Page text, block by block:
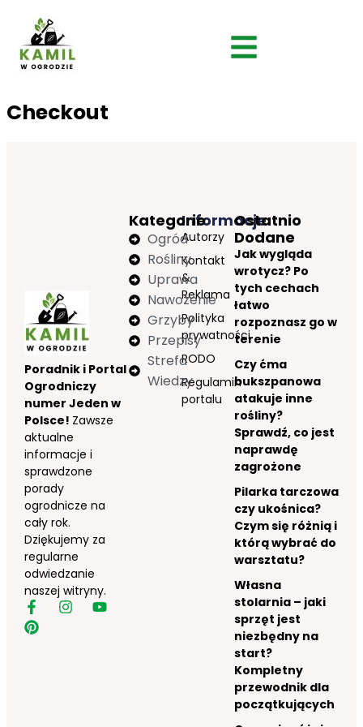
Checkout
Poradnik i Portal
Ogrodniczy
numer Jeden w
Polsce! Zawsze
aktualne
informacje i
sprawdzone
porady
ogrodnicze na
cały rok.
Dziękujemy za
regularne
odwiedzanie
naszej witryny.
Informacje
Autorzy
Kontakt
&
Reklama
Polityka
prywatności
RODO
Regulamin
portalu
Kategorie
Ogród
Rośliny
Uprawa
Nawożenie
Grzyby
Przepisy
Strefa
Wiedzy
Ostatnio
Dodane
Jak wygląda
wrotycz? Po
tych cechach
łatwo
rozpoznasz go w
terenie
Czy ćma
bukszpanowa
atakuje inne
rośliny?
Sprawdź, co jest
naprawdę
zagrożone
Pilarka tarczowa
czy ukośnica?
Czym się różnią i
którą wybrać do
warsztatu?
Własna
stolarnia – jaki
sprzęt jest
niezbędny na
start?
Kompletny
przewodnik dla
początkujących